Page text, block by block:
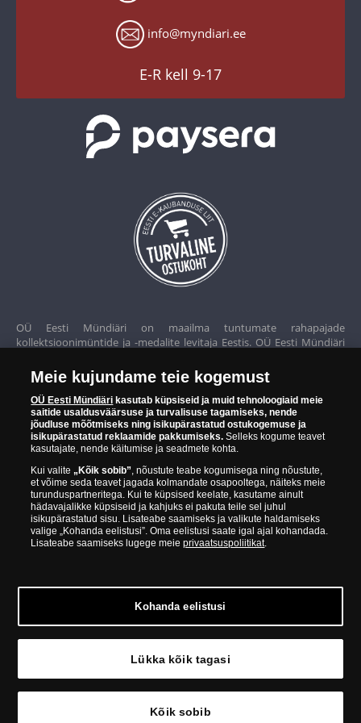
Lisa korvi
info@myndiari.ee
E-R kell 9-17
OÜ Eesti Mündiäri on maailma tuntumate rahapajade
kollektsioonimüntide ja -medalite levitaja Eestis. OÜ Eesti Mündiäri
Euroopa ühel suuremal mündilevitajate grupil "Samlerhuset
Group" on allüksused 14 Euroopa riigis. Ettevõtete grupile kuulub
Norra vanim, endine riiklik rahapaja, mis tegutseb alates 1686.
aastast. Norra mündikoda valmistab mõningaid ametlikke Norra ja
teiste riikide münte ning vermib igal aastal ka Nobeli rahupreemia
OÜ Eesti Mündiäri spetsialistid täiendavad pidevalt oma teadmisi,
külastades näitusi ja oksjoneid kogu maailmas. Tänu sellele pakub
ettevõte oma klientidele ainult kõrgeima kvaliteediga tooteid.
© Copyright 2026 - OÜ Eesti Mündiäri | Hobujaama 4, 10151
Tallinn | 688 60 90
Meie kujundame teie kogemust
OÜ Eesti Mündiäri kasutab küpsiseid ja muid tehnoloogiaid meie
saitide usaldusväärsuse ja turvalisuse tagamiseks, nende
jõudluse mõõtmiseks ning isikupärastatud ostukogemuse ja
isikupärastatud reklaamide pakkumiseks. Selleks kogume teavet
kasutajate, nende käitumise ja seadmete kohta.
Kui valite „Kõik sobib”, nõustute teabe kogumisega ning nõustute,
et võime seda teavet jagada kolmandate osapooltega, näiteks meie
turunduspartneritega. Kui te küpsised keelate, kasutame ainult
hädavajalikke küpsiseid ja kahjuks ei pakuta teile sel juhul
isikupärastatud sisu. Lisateabe saamiseks ja valikute haldamiseks
valige „Kohanda eelistusi”. Oma eelistusi saate igal ajal kohandada.
Lisateabe saamiseks lugege meieprivaatsuspoliitikat.
Kohanda eelistusi
Lükka kõik tagasi
Kõik sobib